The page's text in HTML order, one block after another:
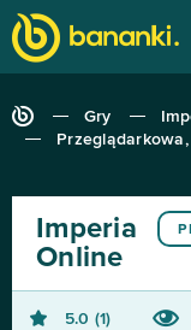
Gry
Imperia
Online
5.0 1